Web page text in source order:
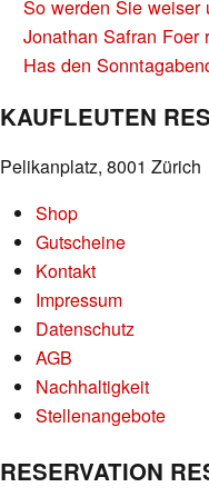
NAVIGATION
So werden Sie weiser
Jonathan Safran
Has den
KAUFLEUTEN
Pelikanplatz, 8001 Zürich
Shop
Gutscheine
Kontakt
Impressum
Datenschutz
AGB
Nachhaltigkeit
Stellenangebote
RESERVATION